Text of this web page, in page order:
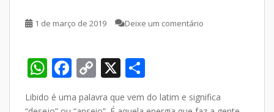
1 de março de 2019 Deixe um comentário
W
h
F
ac
C X
h
Libido é uma palavra que vem do latim e significa